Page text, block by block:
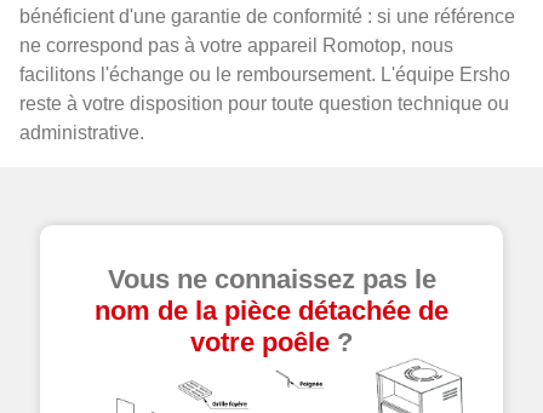
bénéficient d'une garantie de conformité : si une référence
ne correspond pas à votre appareil Romotop, nous
facilitons l'échange ou le remboursement. L'équipe Ersho
reste à votre disposition pour toute question technique ou
administrative.
Vous ne connaissez pas le
nom de la pièce détachée de
votre poêle ?